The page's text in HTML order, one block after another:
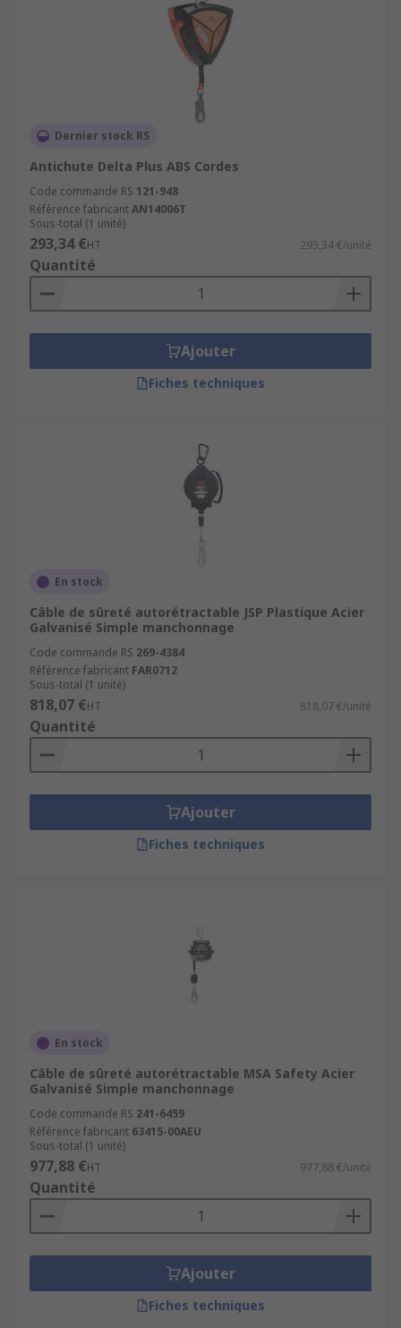
Dernier stock RS
Antichute Delta Plus ABS Cordes
Code commande RS 121-948
Référence fabricantAN14006T
Sous-total (1 unité)
293,34 €HT 293,34 €/unité
Quantité
Ajouter
Fiches techniques
En stock
Câble de sûreté autorétractable JSP Plastique Acier
Galvanisé Simple manchonnage
Code commande RS 269-4384
Référence fabricant FAR0712
Sous-total (1 unité)
818,07 €HT 818,07 €/unité
Quantité
Ajouter
Fiches techniques
En stock
Câble de sûreté autorétractable MSA Safety Acier
Galvanisé Simple manchonnage
Code commande RS 241-6459
Référence fabricant 63415-00AEU
Sous-total (1 unité)
977,88 €HT 977,88 €/unité
Quantité
Ajouter
Fiches techniques